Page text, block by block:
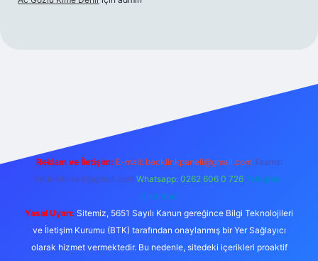
Reklam ve İletişim: E-mail: backlinkpaneli@gmail.com Teams:
forumhizmeti@gmail.com Whatsapp: 0262 606 0 726 Telegram:
@karabul
Yasal Uyarı: Sitemiz, 5651 Sayılı Kanun gereğince Bilgi Teknolojileri
ve İletişim Kurumu (BTK) tarafından onaylanmış bir Yer Sağlayıcı
olarak hizmet vermektedir. Bu nedenle, sitedeki içerikleri proaktif